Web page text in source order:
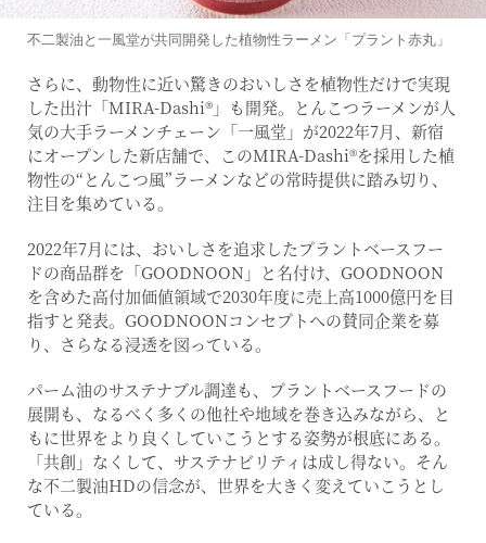
不二製油と一風堂が共同開発した植物性ラーメン「プラント赤丸」
さらに、動物性に近い驚きのおいしさを植物性だけで実現
した出汁「MIRA-Dashi®」も開発。とんこつラーメンが人
気の大手ラーメンチェーン「一風堂」が2022年7月、新宿
にオープンした新店舗で、このMIRA-Dashi®を採用した植
物性の“とんこつ風”ラーメンなどの常時提供に踏み切り、
注目を集めている。
2022年7月には、おいしさを追求したプラントベースフー
ドの商品群を「GOODNOON」と名付け、GOODNOON
を含めた高付加価値領域で2030年度に売上高1000億円を目
指すと発表。GOODNOONコンセプトへの賛同企業を募
り、さらなる浸透を図っている。
パーム油のサステナブル調達も、プラントベースフードの
展開も、なるべく多くの他社や地域を巻き込みながら、と
もに世界をより良くしていこうとする姿勢が根底にある。
「共創」なくして、サステナビリティは成し得ない。そん
な不二製油HDの信念が、世界を大きく変えていこうとし
ている。